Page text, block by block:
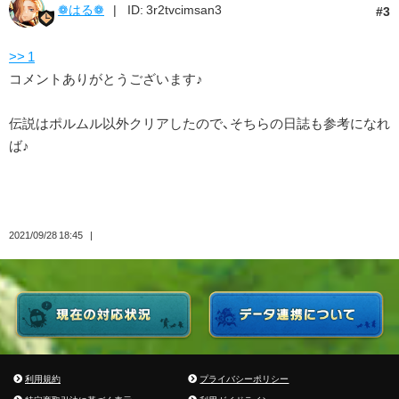
3
❁はる❁ ID: 3r2tvcimsan3
>> 1
コメントありがとうございます♪
伝説はポルムル以外クリアしたので、そちらの日誌も参考になれ
ば♪
2021/09/28 18:45
利用規約
プライバシーポリシー